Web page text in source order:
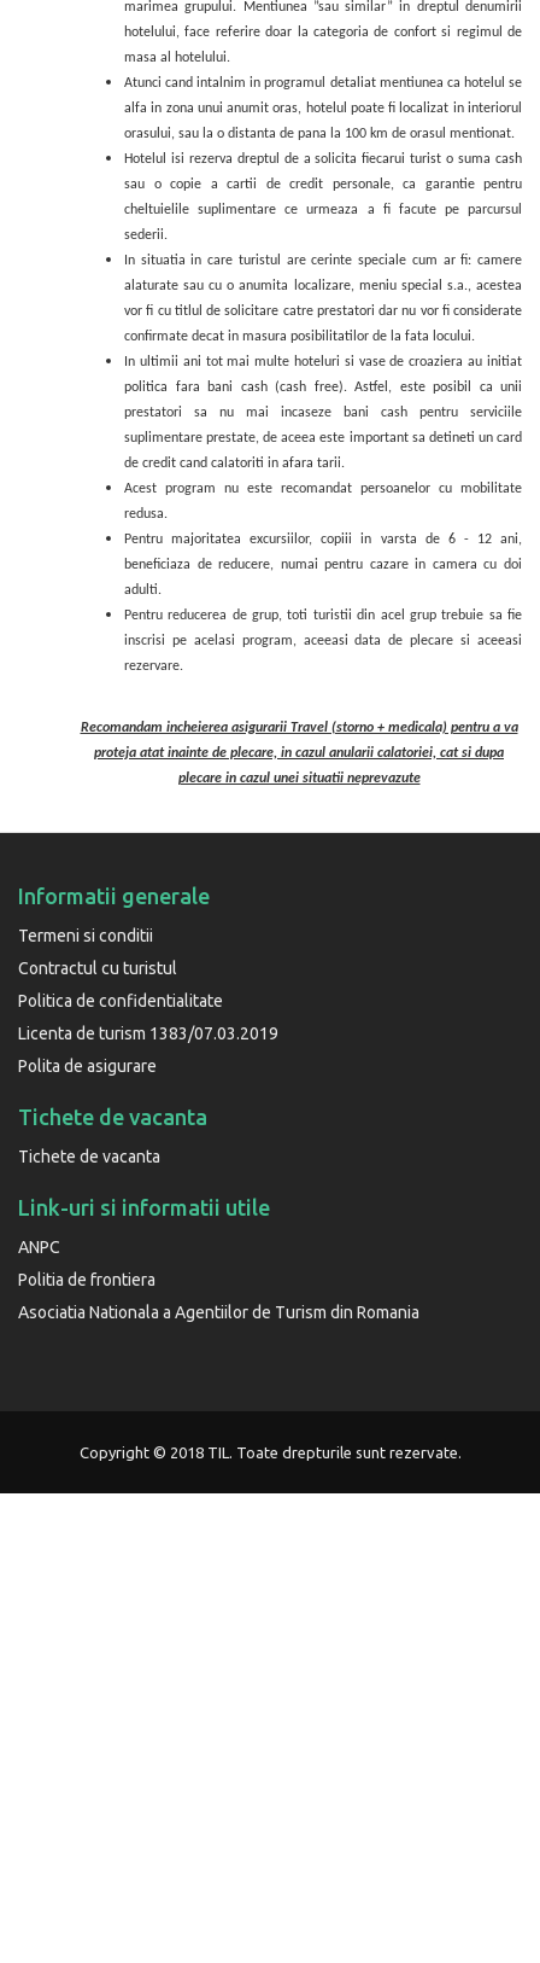
marimea grupului. Mentiunea ”sau similar” in dreptul denumirii
hotelului, face referire doar la categoria de confort si regimul de
masa al hotelului.
Atunci cand intalnim in programul detaliat mentiunea ca hotelul se
alfa in zona unui anumit oras, hotelul poate fi localizat in interiorul
orasului, sau la o distanta de pana la 100 km de orasul mentionat.
Hotelul isi rezerva dreptul de a solicita fiecarui turist o suma cash
sau o copie a cartii de credit personale, ca garantie pentru
cheltuielile suplimentare ce urmeaza a fi facute pe parcursul
sederii.
In situatia in care turistul are cerinte speciale cum ar fi: camere
alaturate sau cu o anumita localizare, meniu special s.a., acestea
vor fi cu titlul de solicitare catre prestatori dar nu vor fi considerate
confirmate decat in masura posibilitatilor de la fata locului.
In ultimii ani tot mai multe hoteluri si vase de croaziera au initiat
politica fara bani cash (cash free). Astfel, este posibil ca unii
prestatori sa nu mai incaseze bani cash pentru serviciile
suplimentare prestate, de aceea este important sa detineti un card
de credit cand calatoriti in afara tarii.
Acest program nu este recomandat persoanelor cu mobilitate
redusa.
Pentru majoritatea excursiilor, copiii in varsta de 6 - 12 ani,
beneficiaza de reducere, numai pentru cazare in camera cu doi
adulti.
Pentru reducerea de grup, toti turistii din acel grup trebuie sa fie
inscrisi pe acelasi program, aceeasi data de plecare si aceeasi
rezervare.
Recomandam incheierea asigurarii Travel (storno + medicala) pentru a va
proteja atat inainte de plecare, in cazul anularii calatoriei, cat si dupa
plecare in cazul unei situatii neprevazute
Informatii generale
Termeni si conditii
Contractul cu turistul
Politica de confidentialitate
Licenta de turism 1383/07.03.2019
Polita de asigurare
Tichete de vacanta
Tichete de vacanta
Link-uri si informatii utile
ANPC
Politia de frontiera
Asociatia Nationala a Agentiilor de Turism din Romania
Copyright © 2018 TIL. Toate drepturile sunt rezervate.